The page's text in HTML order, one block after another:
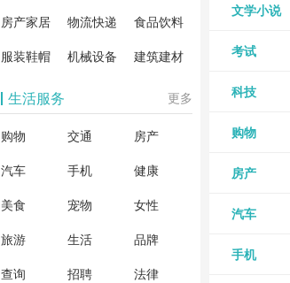
房产家居
物流快递
食品饮料
服装鞋帽
机械设备 建筑建材
生活服务 更多
购物 交通
房产
汽车
手机
健康
美食
宠物
女性
旅游
生活
品牌
查询
招聘
法律
文学小说
考试
科技
购物
房产
汽车
手机